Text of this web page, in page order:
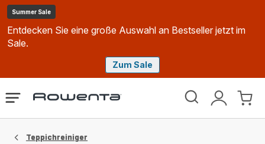
Summer Sale
Entdecken Sie eine große Auswahl an Bestseller jetzt im
Sale.
Zum Sale
Rowenta
Mein
Mein
Das
Teppichreiniger